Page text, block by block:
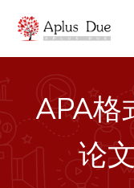
内
APA格
论